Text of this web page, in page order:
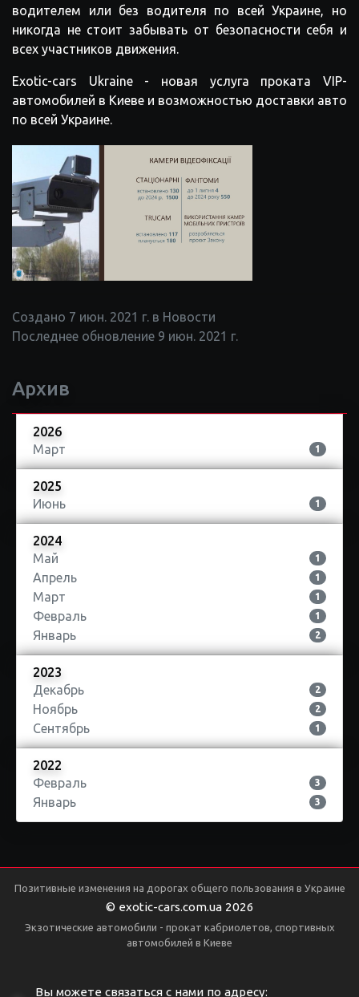
водителем или без водителя по всей Украине, но
никогда не стоит забывать от безопасности себя и
всех участников движения.
Exotic-cars Ukraine - новая услуга проката VIP-
автомобилей в Киеве и возможностью доставки авто
по всей Украине.
Создано 7 июн. 2021 г. в Новости
Последнее обновление 9 июн. 2021 г.
Архив
2026
Март
1
2025
Июнь
1
2024
Май
1
Апрель 1
Март 1
Февраль 1
Январь 2
2023
Декабрь
2
Ноябрь 2
Сентябрь 1
2022
Февраль
3
Январь 3
Позитивные изменения на дорогах общего пользования в Украине
© exotic-cars.com.ua 2026
Экзотические автомобили - прокат кабриолетов, спортивных
автомобилей в Киеве
Вы можете связаться с нами по адресу: